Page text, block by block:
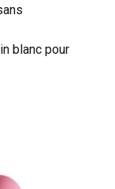
blanc pour